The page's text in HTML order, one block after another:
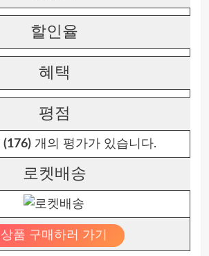
할인율
혜택
평점
(176) 개의 평가가 있습니다.
로켓배송
상품 구매하러 가기